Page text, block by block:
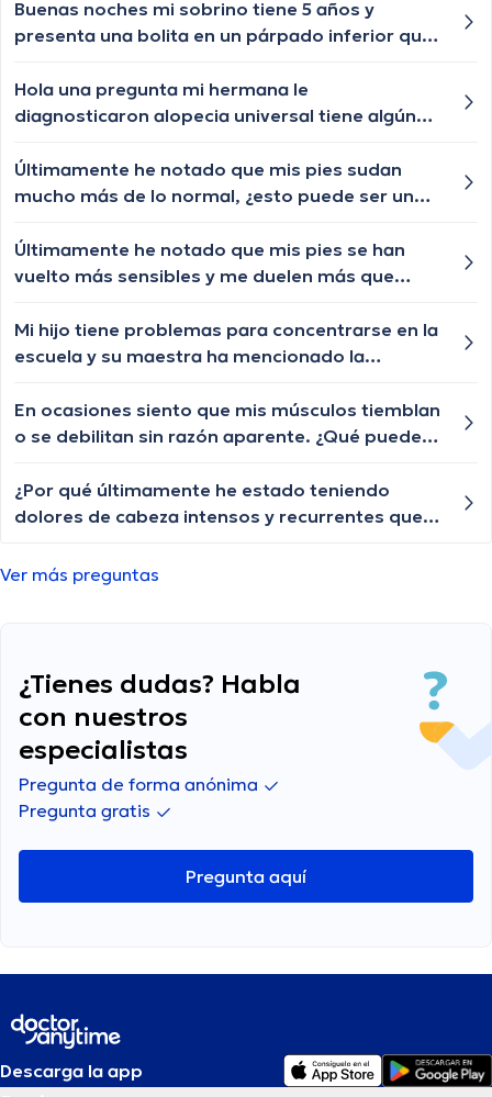
Buenas noches mi sobrino tiene 5 años y
presenta una bolita en un párpado inferior que
vuelve aparecer, qué especialista nos puede
ayudar?
Hola una pregunta mi hermana le
diagnosticaron alopecia universal tiene algún
las cejas y pestañas , aunque ya le están
creciendo de a poquito pero lento y chiquititos
pestañas igual algún tratamiento q le ayude a
crecer o esa enfermedad ya no tiene
Últimamente he notado que mis pies sudan
mucho más de lo normal, ¿esto puede ser un
ser un síntoma de algún problema de salud más
serio, y no quiero ignorarlo si es así.
Últimamente he notado que mis pies se han
vuelto más sensibles y me duelen más que
Me preocupa porque antes no tenía estos
problemas y no sé qué está causando esto.
Mi hijo tiene problemas para concentrarse en la
escuela y su maestra ha mencionado la
un diagnóstico y tratamiento?
En ocasiones siento que mis músculos tiemblan
o se debilitan sin razón aparente. ¿Qué puede
¿Por qué últimamente he estado teniendo
dolores de cabeza intensos y recurrentes que
estos dolores de cabeza se presentan con
Ver más preguntas
¿Tienes dudas? Habla
con nuestros
especialistas
Pregunta de forma anónima
Pregunta gratis
Pregunta aquí
Descarga la app